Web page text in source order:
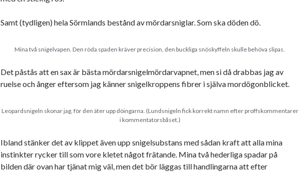
Samt (tydligen) hela Sörmlands bestånd av mördarsniglar. Som ska döden dö.
Mina två snigelvapen. Den röda spaden kräver precision, den buckliga snöskyffeln skulle behöva slipas.
Det påstås att en sax är bästa mördarsnigelmördarvapnet, men si då drabbas jag av
ruelse och ånger eftersom jag känner snigelkroppens fibrer i själva mordögonblicket.
Leopardsnigeln skonar jag, för den äter upp döingarna. (Lundsnigeln fick korrekt namn efter proffskommentarer
i kommentatorsbåset.)
Ibland stänker det av klippet även upp snigelsubstans med sådan kraft att alla mina
instinkter rycker till som vore kletet något frätande. Mina två hederliga spadar på
bilden där ovan har tjänat mig väl, men det bör läggas till handlingarna att efter